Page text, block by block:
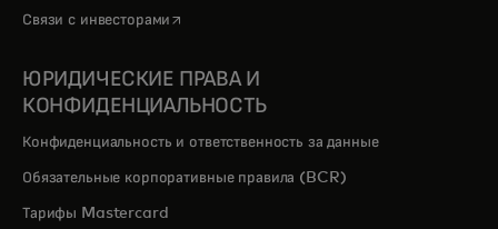
Связи с инвесторами opens in a new tab
ЮРИДИЧЕСКИЕ ПРАВА И
КОНФИДЕНЦИАЛЬНОСТЬ
Конфиденциальность и ответственность за данные
Обязательные корпоративные правила (BCR)
Тарифы Mastercard